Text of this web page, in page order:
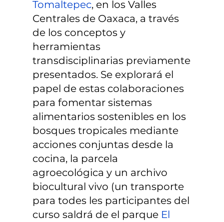
Tomaltepec, en los Valles
Centrales de Oaxaca, a través
de los conceptos y
herramientas
transdisciplinarias previamente
presentados. Se explorará el
papel de estas colaboraciones
para fomentar sistemas
alimentarios sostenibles en los
bosques tropicales mediante
acciones conjuntas desde la
cocina, la parcela
agroecológica y un archivo
biocultural vivo (un transporte
para todes les participantes del
curso saldrá de el parque El